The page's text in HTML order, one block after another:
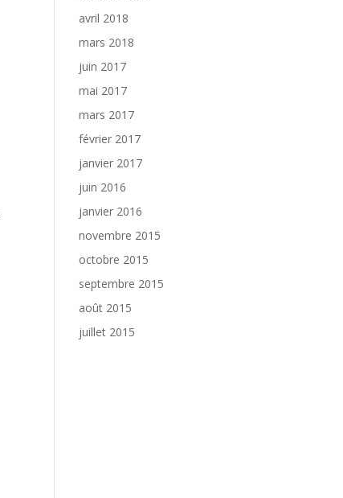
avril 2018
mars 2018
juin 2017
mai 2017
mars 2017
février 2017
janvier 2017
juin 2016
janvier 2016
novembre 2015
octobre 2015
septembre 2015
août 2015
juillet 2015